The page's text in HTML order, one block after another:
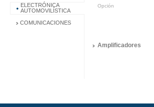
ELECTRÓNICA
AUTOMOVILÍSTICA
COMUNICACIONES
Opción
Amplificadores